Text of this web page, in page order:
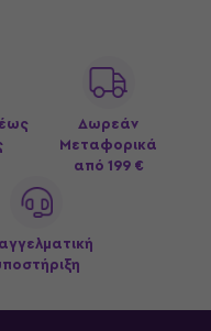
Δωρεάν
Μεταφορικά
από 199 €